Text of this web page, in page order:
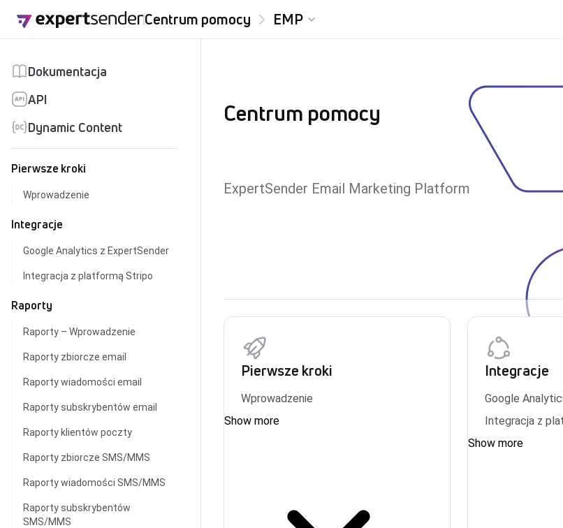
Centrum pomocy EMP
Dokumentacja
API
Dynamic Content
Pierwsze kroki
Wprowadzenie
Integracje
Google Analytics z ExpertSender
Integracja z platformą Stripo
Raporty
Raporty – Wprowadzenie
Raporty zbiorcze email
Raporty wiadomości email
Raporty subskrybentów email
Raporty klientów poczty
Raporty zbiorcze SMS/MMS
Raporty wiadomości SMS/MMS
Raporty subskrybentów
SMS/MMS
Centrum pomocy
ExpertSender Email Marketing Platform
Pierwsze kroki
Wprowadzenie
Show more
Integracje
Google
Integracja z
Show more